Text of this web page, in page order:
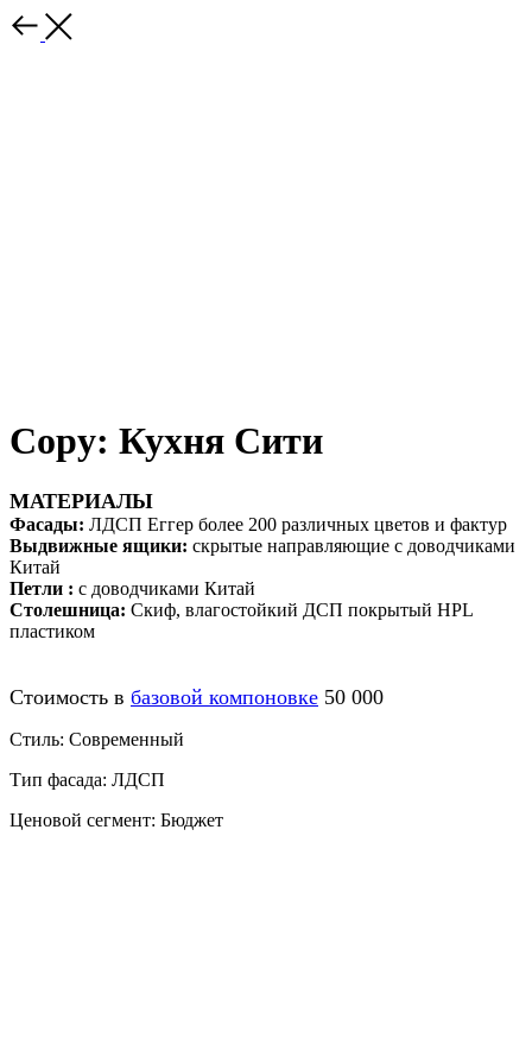
Copy: Кухня Сити
МАТЕРИАЛЫ
Фасады: ЛДСП Еггер более 200 различных цветов и фактур
Выдвижные ящики: скрытые направляющие с доводчиками
Китай
Петли : с доводчиками Китай
Столешница: Скиф, влагостойкий ДСП покрытый HPL
пластиком
Стоимость в базовой компоновке 50 000
Стиль: Современный
Тип фасада: ЛДСП
Ценовой сегмент: Бюджет